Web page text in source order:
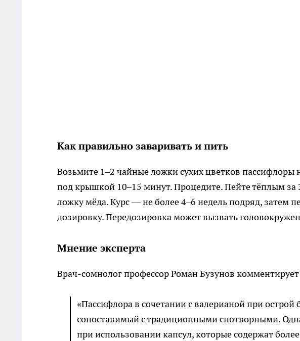
Как правильно заваривать и пить
Возьмите 1–2 чайные ложки сухих цветков пассифлоры
под крышкой 10–15 минут. Процедите. Пейте тёплым
ложку мёда. Курс — не более 4–6 недель подряд, затем
дозировку. Передозировка может вызвать
Мнение эксперта
Врач-сомнолог профессор Роман Бузунов
«Пассифлора в сочетании с валерианой при острой
сопоставимый с традиционными снотворными.
при использовании капсул, которые содержат